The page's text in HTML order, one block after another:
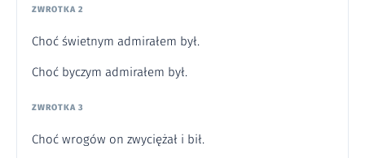
ZWROTKA 2
Choć świetnym admirałem był.
Choć byczym admirałem był.
ZWROTKA 3
Choć wrogów on zwyciężał i bił.